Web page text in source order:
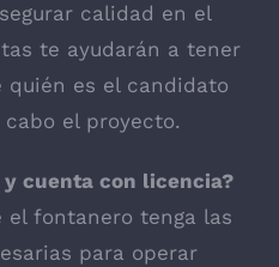
calidad en el
te ayudarán a tener
quién es el candidato
el proyecto.
cuenta con licencia?
el fontanero tenga las
para operar